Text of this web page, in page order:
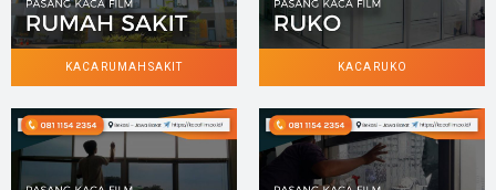
KACA RUMAH SAKIT KACA RUKO